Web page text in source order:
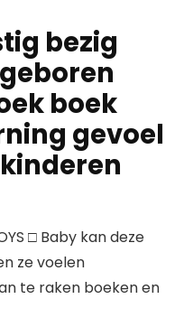
bezig
boek
gevoel
□ Baby kan deze
ze voelen
te raken boeken en